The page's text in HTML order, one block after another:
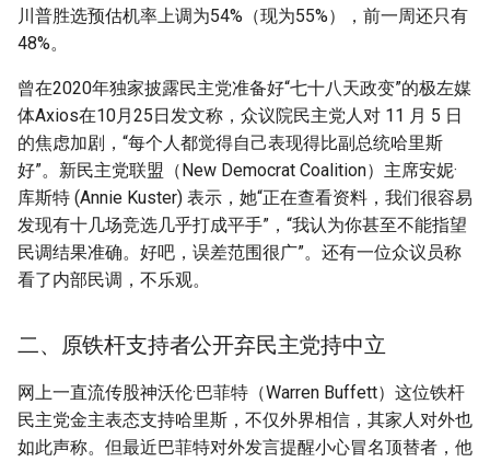
川普胜选预估机率上调为54%（现为55%），前一周还只有
48%。
曾在2020年独家披露民主党准备好“七十八天政变”的极左媒
体Axios在10月25日发文称，众议院民主党人对 11 月 5 日
的焦虑加剧，“每个人都觉得自己表现得比副总统哈里斯
好”。新民主党联盟（New Democrat Coalition）主席安妮·
库斯特 (Annie Kuster) 表示，她“正在查看资料，我们很容易
发现有十几场竞选几乎打成平手”，“我认为你甚至不能指望
民调结果准确。好吧，误差范围很广”。还有一位众议员称
看了内部民调，不乐观。
二、原铁杆支持者公开弃民主党持中立
网上一直流传股神沃伦·巴菲特（Warren Buffett）这位铁杆
民主党金主表态支持哈里斯，不仅外界相信，其家人对外也
如此声称。但最近巴菲特对外发言提醒小心冒名顶替者，他